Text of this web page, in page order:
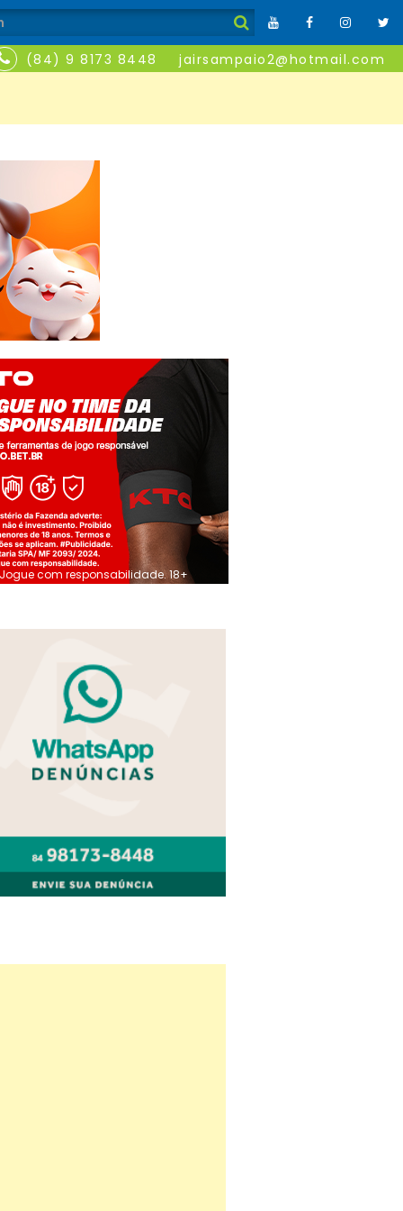
(84) 9 8173 8448 jairsampaio2@hotmail.com
Jogue com responsabilidade. 18+